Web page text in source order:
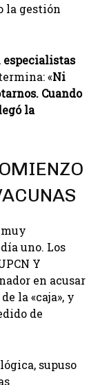
la gestión
especialistas
«Ni
Cuando
la
uno. Los
Y
en acusar
la «caja», y
de
supuso